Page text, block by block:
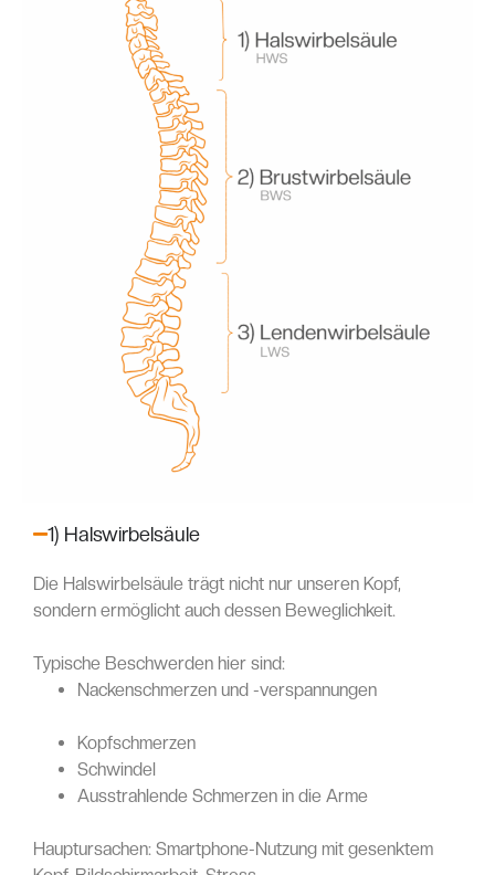
1) Halswirbelsäule
Die Halswirbelsäule trägt nicht nur unseren Kopf,
sondern ermöglicht auch dessen Beweglichkeit.
Typische Beschwerden hier sind:
Nackenschmerzen und -verspannungen
Kopfschmerzen
Schwindel
Ausstrahlende Schmerzen in die Arme
Hauptursachen: Smartphone-Nutzung mit gesenktem